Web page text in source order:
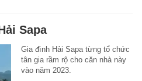
Sapa
Gia đình Hải Sapa từng tổ chức
tân gia rầm rộ cho căn nhà này
vào năm 2023.